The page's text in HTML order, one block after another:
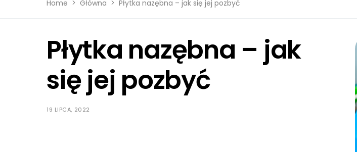
Home Główna Płytka nazębna – jak się jej pozbyć
Płytka nazębna – jak
się jej pozbyć
19 LIPCA, 2022